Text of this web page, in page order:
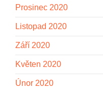
Prosinec 2020
Listopad 2020
Září 2020
Květen 2020
Únor 2020